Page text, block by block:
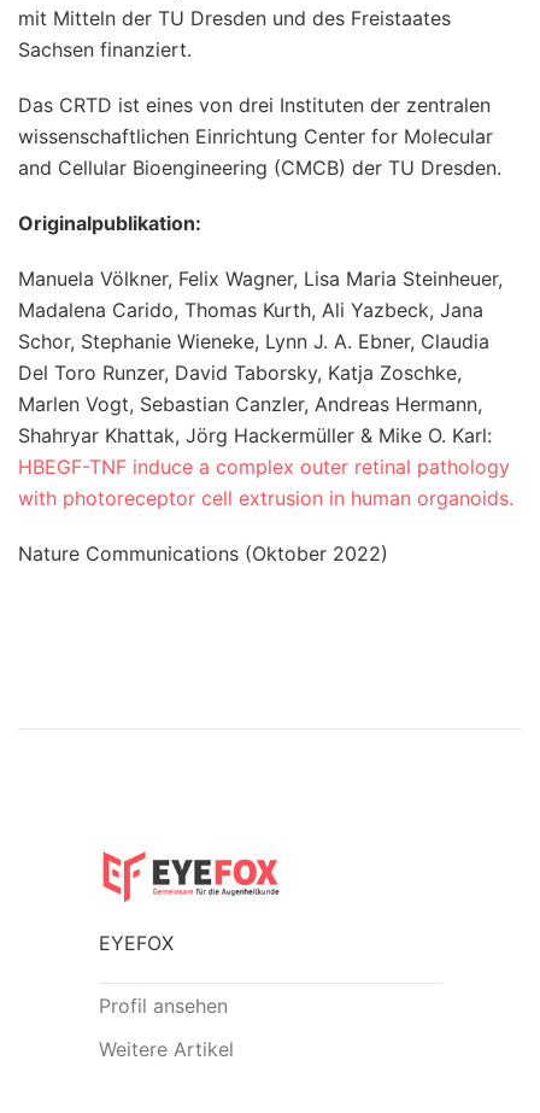
mit Mitteln der TU Dresden und des Freistaates
Sachsen finanziert.
Das CRTD ist eines von drei Instituten der zentralen
wissenschaftlichen Einrichtung Center for Molecular
and Cellular Bioengineering (CMCB) der TU Dresden.
Originalpublikation:
Manuela Völkner, Felix Wagner, Lisa Maria Steinheuer,
Madalena Carido, Thomas Kurth, Ali Yazbeck, Jana
Schor, Stephanie Wieneke, Lynn J. A. Ebner, Claudia
Del Toro Runzer, David Taborsky, Katja Zoschke,
Marlen Vogt, Sebastian Canzler, Andreas Hermann,
Shahryar Khattak, Jörg Hackermüller & Mike O. Karl:
HBEGF-TNF induce a complex outer retinal pathology
with photoreceptor cell extrusion in human organoids.
Nature Communications (Oktober 2022)
EYEFOX
Profil ansehen
Weitere Artikel